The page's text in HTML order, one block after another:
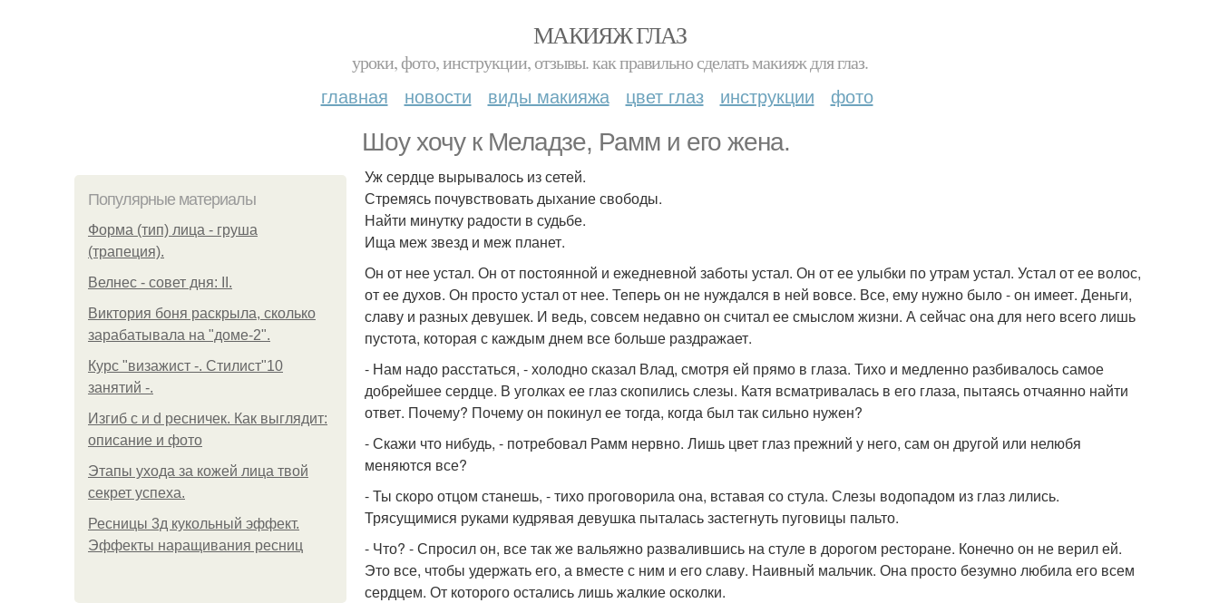
МАКИЯЖ ГЛАЗ
уроки, фото, инструкции, отзывы. как правильно сделать макияж для глаз.
главная новости виды макияжа цвет глаз инструкции фото
Шоу хочу к Меладзе, Рамм и его жена.
Популярные материалы
Форма (тип) лица - груша
(трапеция).
Велнес - совет дня: II.
Виктория боня раскрыла, сколько
зарабатывала на "доме-2".
Курс "визажист -. Стилист"10
занятий -.
Изгиб c и d ресничек. Как выглядит:
описание и фото
Этапы ухода за кожей лица твой
секрет успеха.
Ресницы 3д кукольный эффект.
Эффекты наращивания ресниц
Уж сердце вырывалось из сетей.
Стремясь почувствовать дыхание свободы.
Найти минутку радости в судьбе.
Ища меж звезд и меж планет.
Он от нее устал. Он от постоянной и ежедневной заботы устал. Он от ее улыбки по утрам устал. Устал от ее волос,
от ее духов. Он просто устал от нее. Теперь он не нуждался в ней вовсе. Все, ему нужно было - он имеет. Деньги,
славу и разных девушек. И ведь, совсем недавно он считал ее смыслом жизни. А сейчас она для него всего лишь
пустота, которая с каждым днем все больше раздражает.
- Нам надо расстаться, - холодно сказал Влад, смотря ей прямо в глаза. Тихо и медленно разбивалось самое
добрейшее сердце. В уголках ее глаз скопились слезы. Катя всматривалась в его глаза, пытаясь отчаянно найти
ответ. Почему? Почему он покинул ее тогда, когда был так сильно нужен?
- Скажи что нибудь, - потребовал Рамм нервно. Лишь цвет глаз прежний у него, сам он другой или нелюбя
меняются все?
- Ты скоро отцом станешь, - тихо проговорила она, вставая со стула. Слезы водопадом из глаз лились.
Трясущимися руками кудрявая девушка пыталась застегнуть пуговицы пальто.
- Что? - Спросил он, все так же вальяжно развалившись на стуле в дорогом ресторане. Конечно он не верил ей.
Это все, чтобы удержать его, а вместе с ним и его славу. Наивный мальчик. Она просто безумно любила его всем
сердцем. От которого остались лишь жалкие осколки.